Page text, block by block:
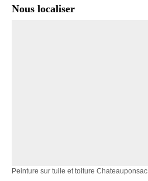
Nous localiser
Peinture sur tuile et toiture Chateauponsac